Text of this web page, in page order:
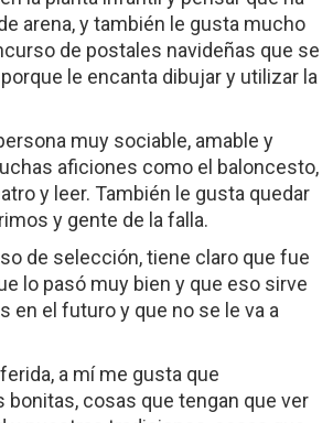
arena, y también le gusta mucho
de postales navideñas que se
le encanta dibujar y utilizar la
muy sociable, amable y
aficiones como el baloncesto,
y leer. También le gusta quedar
y gente de la falla.
de selección, tiene claro que fue
lo pasó muy bien y que eso sirve
en el futuro y que no se le va a
a mí me gusta que
cosas que tengan que ver